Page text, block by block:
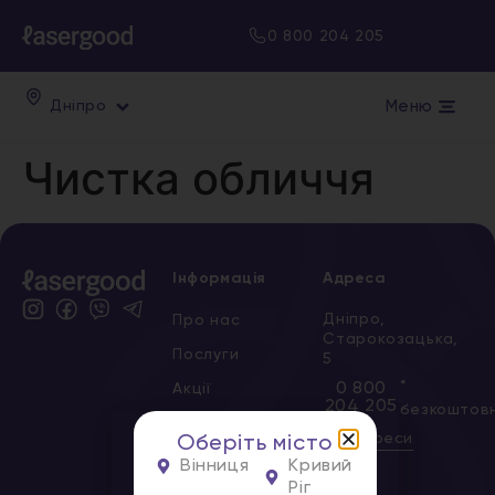
0 800 204 205
Дніпро Меню
Чистка обличчя
Інформація
Про нас
Послуги
Акції
Новини
Адреса
Дніпро,
Старокозацька,
5
0 800
204 205
*
Всі адреси
Оберіть місто
Вінниця
Кривий
Ріг